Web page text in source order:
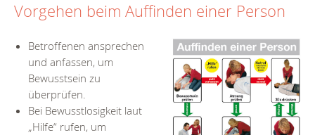
Vorgehen beim Auffinden einer Person
Betroffenen ansprechen
und anfassen, um
Bewusstsein zu
überprüfen.
Bei Bewusstlosigkeit laut
„Hilfe“ rufen, um